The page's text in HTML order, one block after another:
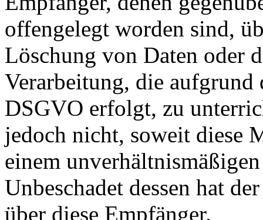
offengelegt worden sind,
Löschung von Daten oder
Verarbeitung, die
DSGVO erfolgt, zu
jedoch nicht, soweit diese
einem
Unbeschadet dessen hat
über diese Empfänger.